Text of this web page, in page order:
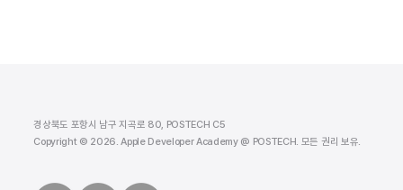
경상북도 포항시 남구 지곡로 80, POSTECH C5
Copyright © 2026. Apple Developer Academy @ POSTECH. 모든 권리 보유.